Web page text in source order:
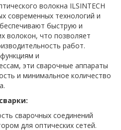
волокна ILSINTECH
современных технологий и
быструю и
волокон, что позволяет
работ.
и
эти сварочные аппараты
и минимальное количество
сварочных соединений
для оптических сетей.